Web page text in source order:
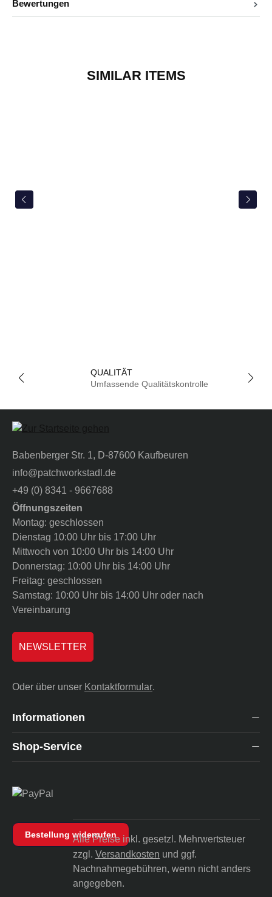
Bewertungen
SIMILAR ITEMS
QUALITÄT
Umfassende Qualitätskontrolle
Babenberger Str. 1, D-87600 Kaufbeuren
info@patchworkstadl.de
+49 (0) 8341 - 9667688
Öffnungszeiten
Montag: geschlossen
Dienstag 10:00 Uhr bis 17:00 Uhr
Mittwoch von 10:00 Uhr bis 14:00 Uhr
Donnerstag: 10:00 Uhr bis 14:00 Uhr
Freitag: geschlossen
Samstag: 10:00 Uhr bis 14:00 Uhr oder nach
Vereinbarung
NEWSLETTER
Oder über unser Kontaktformular.
Informationen
Shop-Service
Bestellung widerrufenAlle Preise inkl. gesetzl. Mehrwertsteuer
zzgl. Versandkosten und ggf.
Nachnahmegebühren, wenn nicht anders
angegeben.